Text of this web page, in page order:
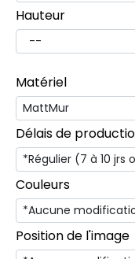
Hauteur
Matériel
Délais de
Couleurs
Position de l'image